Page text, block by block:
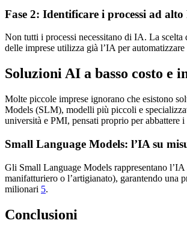
Fase 2: Identificare i processi ad
Non tutti i processi necessitano di IA. La
delle imprese utilizza già l’IA per
Soluzioni AI a basso costo e
Molte piccole imprese ignorano che esistono
Models (SLM), modelli più piccoli e
università e PMI, pensati proprio per abbattere
Small Language Models: l’IA su
Gli Small Language Models rappresentano
manifatturiero o l’artigianato), garantendo una
milionari 5.
Conclusioni